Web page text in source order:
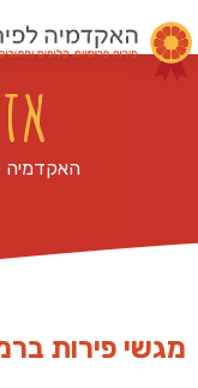
האקדמיה
מגשי פירות